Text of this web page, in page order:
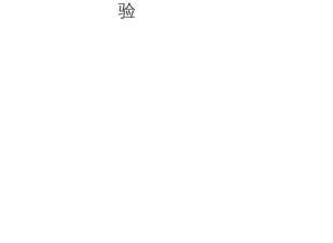
，一般试 验